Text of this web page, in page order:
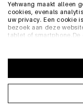
Yehwang maakt alleen
cookies, evenals
uw privacy. Een cookie
bezoek aan deze
tablet of
functioneert en
Ze stellen ons ook in
ervoor te zorgen dat u
verzameling en het
voor cookies door de
passen, zodat deze
INFO